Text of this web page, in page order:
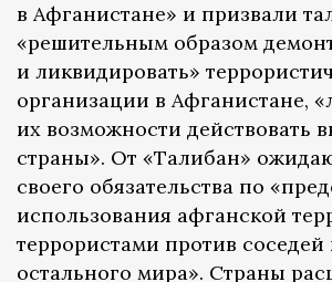
в Афганистане» и призвали
«решительным образом
и ликвидировать»
организации в Афганистане,
их возможности действовать
страны». От «Талибан»
своего обязательства по
использования афганской
террористами против соседей
остального мира». Страны